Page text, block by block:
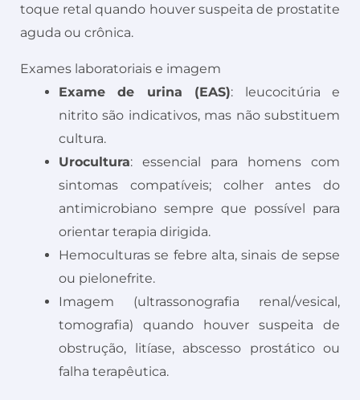
toque retal quando houver suspeita de prostatite
aguda ou crônica.
Exames laboratoriais e imagem
Exame de urina (EAS): leucocitúria e
nitrito são indicativos, mas não substituem
cultura.
Urocultura: essencial para homens com
sintomas compatíveis; colher antes do
antimicrobiano sempre que possível para
orientar terapia dirigida.
Hemoculturas se febre alta, sinais de sepse
ou pielonefrite.
Imagem (ultrassonografia renal/vesical,
tomografia) quando houver suspeita de
obstrução, litíase, abscesso prostático ou
falha terapêutica.